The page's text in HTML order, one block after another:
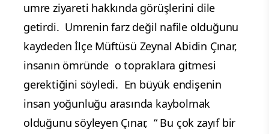
umre ziyareti hakkında görüşlerini dile
getirdi. Umrenin farz değil nafile olduğunu
kaydeden İlçe Müftüsü Zeynal Abidin Çınar,
insanın ömründe o topraklara gitmesi
gerektiğini söyledi. En büyük endişenin
insan yoğunluğu arasında kaybolmak
olduğunu söyleyen Çınar, “ Bu çok zayıf bir